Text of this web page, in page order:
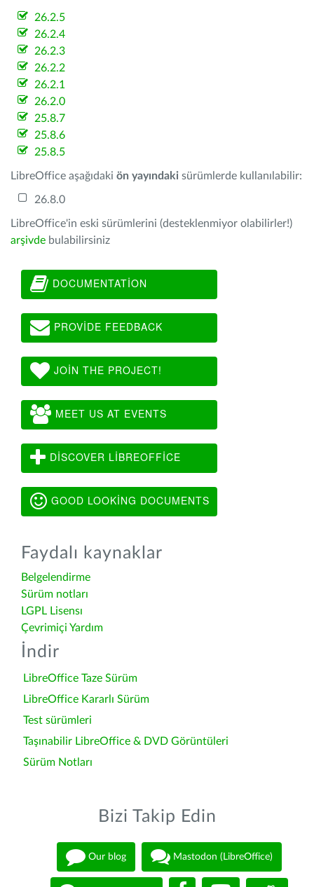
26.2.5
26.2.4
26.2.3
26.2.2
26.2.1
26.2.0
25.8.7
25.8.6
25.8.5
LibreOffice aşağıdaki ön yayındaki sürümlerde kullanılabilir:
26.8.0
LibreOffice'in eski sürümlerini (desteklenmiyor olabilirler!)
arşivde bulabilirsiniz
DOCUMENTATION
PROVIDE FEEDBACK
JOIN THE PROJECT!
MEET US AT EVENTS
DISCOVER LIBREOFFICE
GOOD LOOKING DOCUMENTS
Faydalı kaynaklar
Belgelendirme
Sürüm notları
LGPL Lisensı
Çevrimiçi Yardım
İndir
LibreOffice Taze Sürüm
LibreOffice Kararlı Sürüm
Test sürümleri
Taşınabilir LibreOffice & DVD Görüntüleri
Sürüm Notları
Bizi Takip Edin
Our blog Mastodon (LibreOffice)